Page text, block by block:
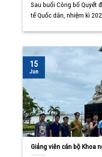
Sau buổi Công bố Quyết
tế Quốc dân, nhiệm kì
Giảng viên cán bộ Khoa
15
Jun